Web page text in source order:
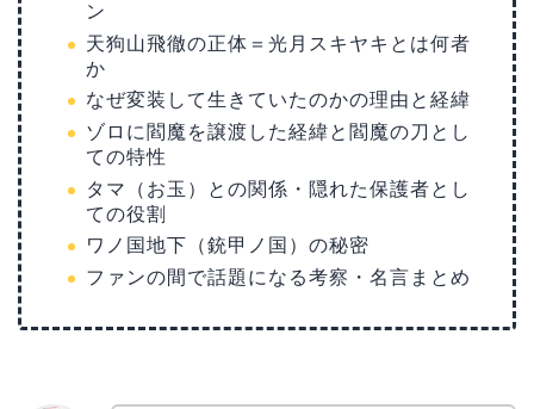
ン
天狗山飛徹の正体＝光月スキヤキとは何者
か
なぜ変装して生きていたのかの理由と経緯
ゾロに閻魔を譲渡した経緯と閻魔の刀とし
ての特性
タマ（お玉）との関係・隠れた保護者とし
ての役割
ワノ国地下（銃甲ノ国）の秘密
ファンの間で話題になる考察・名言まとめ